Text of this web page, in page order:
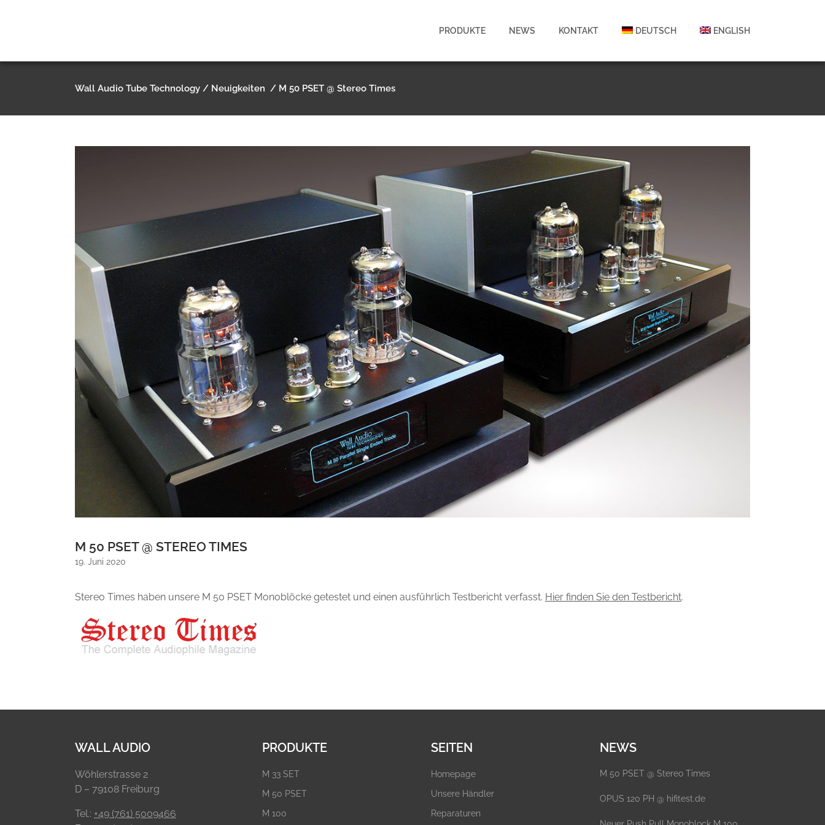
PRODUKTE NEWS KONTAKT DEUTSCH ENGLISH
Wall Audio Tube Technology / Neuigkeiten / M 50 PSET @ Stereo Times
M 50 PSET @ STEREO TIMES
19. Juni 2020
Stereo Times haben unsere M 50 PSET Monoblöcke getestet und einen ausführlich Testbericht verfasst. Hier finden Sie den Testbericht.
WALL AUDIO
Wöhlerstrasse 2
D – 79108 Freiburg
Tel.: +49 (761) 5009466
PRODUKTE
M 33 SET
M 50 PSET
M 100
SEITEN
Homepage
Unsere Händler
Reparaturen
NEWS
M 50 PSET @ Stereo Times
OPUS 120 PH @ hifitest.de